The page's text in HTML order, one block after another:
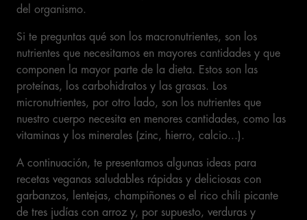
del organismo.
Si te preguntas qué son los macronutrientes, son los
nutrientes que necesitamos en mayores cantidades y que
componen la mayor parte de la dieta. Estos son las
proteínas, los carbohidratos y las grasas. Los
micronutrientes, por otro lado, son los nutrientes que
nuestro cuerpo necesita en menores cantidades, como las
vitaminas y los minerales (zinc, hierro, calcio...).
A continuación, te presentamos algunas ideas para
recetas veganas saludables rápidas y deliciosas con
garbanzos, lentejas, champiñones o el rico chili picante
de tres judías con arroz y, por supuesto, verduras y